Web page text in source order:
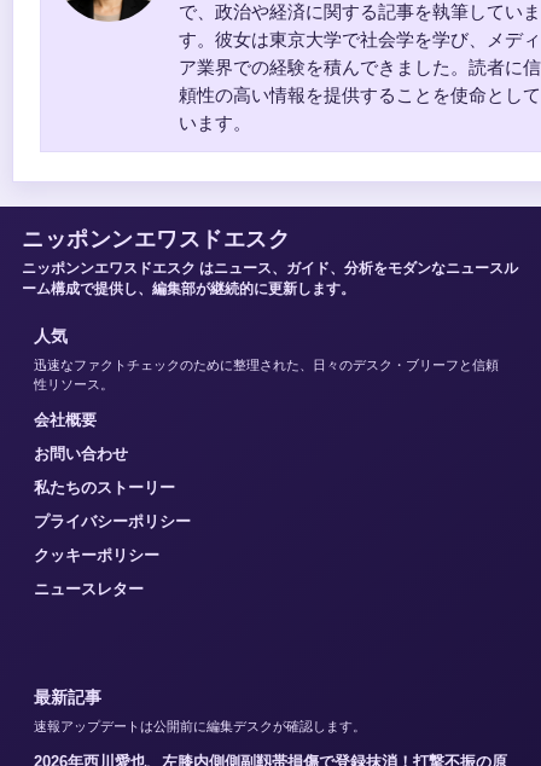
で、政治や経済に関する記事を執筆していま
す。彼女は東京大学で社会学を学び、メディ
ア業界での経験を積んできました。読者に信
頼性の高い情報を提供することを使命として
います。
ニッポンンエワスドエスク
ニッポンンエワスドエスク はニュース、ガイド、分析をモダンなニュースル
ーム構成で提供し、編集部が継続的に更新します。
人気
迅速なファクトチェックのために整理された、日々のデスク・ブリーフと信頼
性リソース。
会社概要
お問い合わせ
私たちのストーリー
プライバシーポリシー
クッキーポリシー
ニュースレター
最新記事
速報アップデートは公開前に編集デスクが確認します。
2026年西川愛也、左膝内側側副靱帯損傷で登録抹消！打撃不振の原